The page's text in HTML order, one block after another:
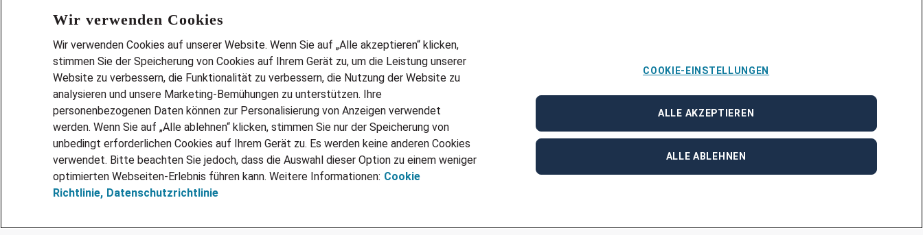
Wir verwenden Cookies
Wir verwenden Cookies auf unserer Website. Wenn Sie auf „Alle akzeptieren“ klicken,
stimmen Sie der Speicherung von Cookies auf Ihrem Gerät zu, um die Leistung unserer
Website zu verbessern, die Funktionalität zu verbessern, die Nutzung der Website zu
analysieren und unsere Marketing-Bemühungen zu unterstützen. Ihre
personenbezogenen Daten können zur Personalisierung von Anzeigen verwendet
werden. Wenn Sie auf „Alle ablehnen“ klicken, stimmen Sie nur der Speicherung von
unbedingt erforderlichen Cookies auf Ihrem Gerät zu. Es werden keine anderen Cookies
verwendet. Bitte beachten Sie jedoch, dass die Auswahl dieser Option zu einem weniger
optimierten Webseiten-Erlebnis führen kann. Weitere Informationen: Cookie
Richtlinie, Datenschutzrichtlinie
COOKIE-EINSTELLUNGEN
ALLE ABLEHNEN
ALLE AKZEPTIEREN